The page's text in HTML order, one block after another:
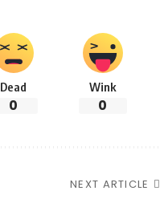
Dead
0
Wink
0
NEXT ARTICLE